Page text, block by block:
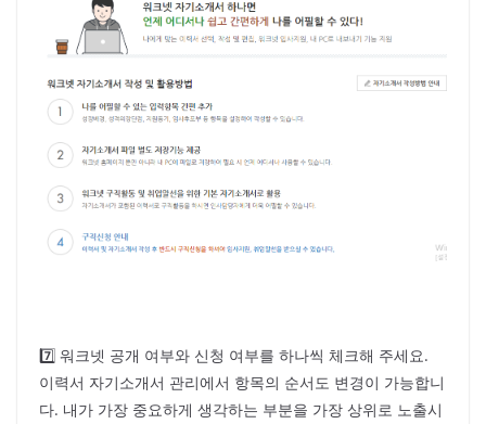
7️⃣ 워크넷 공개 여부와 신청 여부를 하나씩 체크해 주세요.
이력서 자기소개서 관리에서 항목의 순서도 변경이 가능합니
다. 내가 가장 중요하게 생각하는 부분을 가장 상위로 노출시